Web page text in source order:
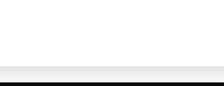
gatti e piccioni e neutralizzare gli odori.